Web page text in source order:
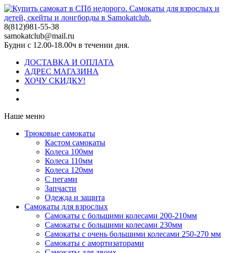
8(812)981-55-38
samokatclub@mail.ru
Будни с 12.00-18.00ч в течении дня.
ДОСТАВКА И ОПЛАТА
АДРЕС МАГАЗИНА
ХОЧУ СКИДКУ!
Наше меню
Трюковые самокаты
Кастом самокаты
Колеса 100мм
Колеса 110мм
Колеса 120мм
С пегами
Запчасти
Одежда и защита
Самокаты для взрослых
Самокаты с большими колесами 200-210мм
Самокаты с большими колесами 230мм
Самокаты с очень большими колесами 250-270 мм
Самокаты с амортизаторами